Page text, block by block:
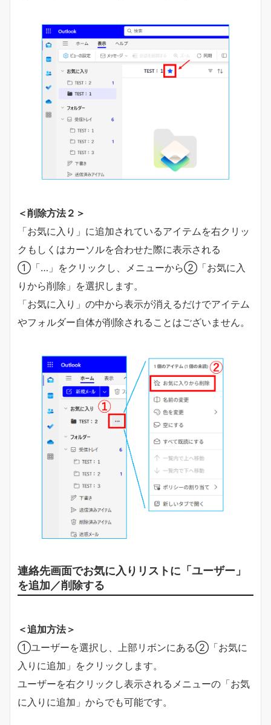
＜削除方法２＞
「お気に入り」に追加されているアイテムを右クリッ
クもしくはカーソルを合わせた際に表示される
①「…」をクリックし、メニューから②「お気に入
りから削除」を選択します。
「お気に入り」の中から表示が消えるだけでアイテム
やフォルダー自体が削除されることはございません。
連絡先画面でお気に入りリストに「ユーザー」
を追加／削除する
＜追加方法＞
①ユーザーを選択し、上部リボンにある②「お気に
入りに追加」をクリックします。
ユーザーを右クリックし表示されるメニューの「お気
に入りに追加」からでも可能です。